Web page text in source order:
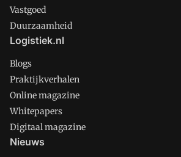
Vastgoed
Duurzaamheid
Logistiek.nl
Blogs
Praktijkverhalen
Online magazine
Whitepapers
Digitaal magazine
Nieuws